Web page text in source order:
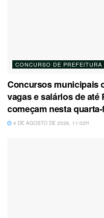
CONCURSO DE PREFEITURA
Concursos municipais
vagas e salários de até
começam nesta
4 DE AGOSTO DE 2026, 11:02H